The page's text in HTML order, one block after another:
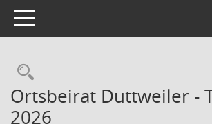
Toggle navigation
Rechercheauswahl
Ortsbeirat Duttweiler -
2026